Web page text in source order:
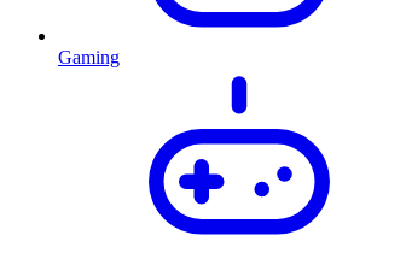
Gaming